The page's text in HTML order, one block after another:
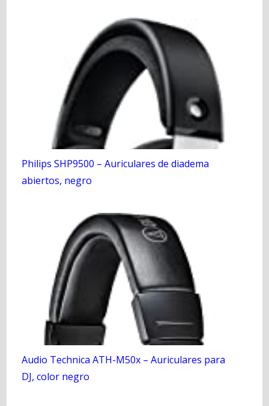
Philips SHP9500 – Auriculares de diadema
abiertos, negro
Audio Technica ATH-M50x – Auriculares para
DJ, color negro